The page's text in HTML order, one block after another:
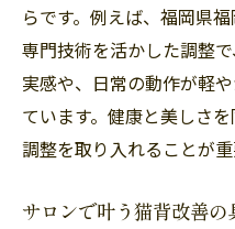
ト
猫背調整で美し
猫背の原因とサ
猫背改善に役
介
猫背が気になる方
らです。例えば、福岡県
専門技術を活かした調整
実感や、日常の動作が軽
ています。健康と美しさ
調整を取り入れることが重
サロンで叶う猫背改善